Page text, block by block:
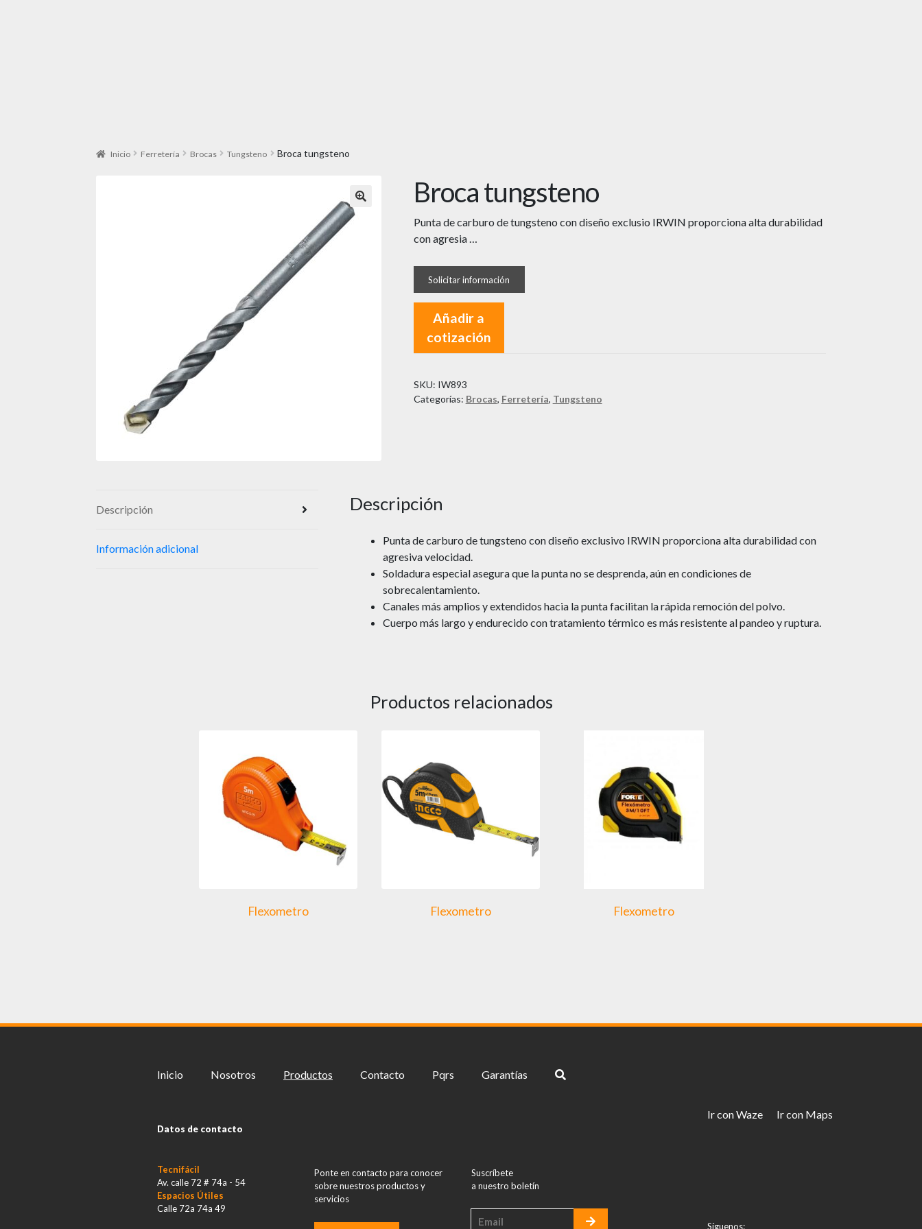
Inicio Ferretería Brocas Tungsteno Broca tungsteno
Broca tungsteno
Punta de carburo de tungsteno con diseño exclusio IRWIN proporciona alta durabilidad
con agresia …
Añadir a
cotización
SKU: IW893
Categorías: Brocas, Ferretería, Tungsteno
Descripción
Información adicional
Descripción
Punta de carburo de tungsteno con diseño exclusivo IRWIN proporciona alta durabilidad con
agresiva velocidad.
Soldadura especial asegura que la punta no se desprenda, aún en condiciones de
sobrecalentamiento.
Canales más amplios y extendidos hacia la punta facilitan la rápida remoción del polvo.
Cuerpo más largo y endurecido con tratamiento térmico es más resistente al pandeo y ruptura.
Productos relacionados
Flexometro Flexometro Flexometro
Inicio Nosotros Productos Contacto Pqrs Garantías
Datos de contacto
Tecnifácil
Av. calle 72 # 74a - 54
Espacios Útiles
Calle 72a 74a 49
Ponte en contacto para conocer
sobre nuestros productos y
servicios
Suscríbete
a nuestro boletín
Ir con Waze Ir con Maps
Síguenos: